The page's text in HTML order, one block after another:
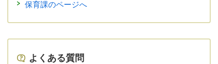
保育課のページへ
よくある質問